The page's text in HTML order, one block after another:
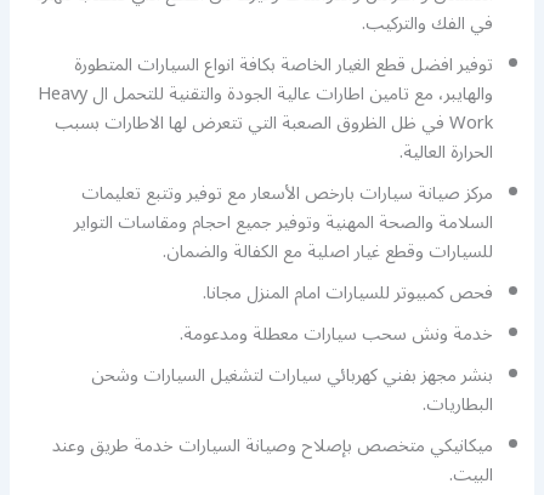
في الفك والتركيب.
توفير افضل قطع الغيار الخاصة بكافة انواع السيارات المتطورة
والهايبر، مع تامين اطارات عالية الجودة والتقنية للتحمل ال Heavy
Work في ظل الظروق الصعبة التي تتعرض لها الاطارات بسبب
الحرارة العالية.
مركز صيانة سيارات بارخص الأسعار مع توفير وتتبع تعليمات
السلامة والصحة المهنية وتوفير جميع احجام ومقاسات التواير
للسيارات وقطع غيار اصلية مع الكفالة والضمان.
فحص كمبيوتر للسيارات امام المنزل مجانا.
خدمة ونش سحب سيارات معطلة ومدعومة.
بنشر مجهز بفني كهربائي سيارات لتشغيل السيارات وشحن
البطاريات.
ميكانيكي متخصص بإصلاح وصيانة السيارات خدمة طريق وعند
البيت.